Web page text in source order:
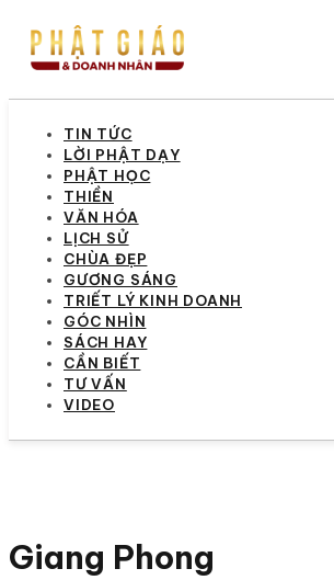
TIN TỨC
LỜI PHẬT DẠY
PHẬT HỌC
THIỀN
VĂN HÓA
LỊCH SỬ
CHÙA ĐẸP
GƯƠNG SÁNG
TRIẾT LÝ KINH DOANH
GÓC NHÌN
SÁCH HAY
CẦN BIẾT
TƯ VẤN
VIDEO
Giang Phong